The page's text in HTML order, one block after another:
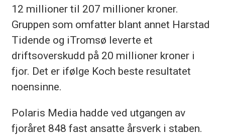
12 millioner til 207 millioner kroner.
Gruppen som omfatter blant annet Harstad
Tidende og iTromsø leverte et
driftsoverskudd på 20 millioner kroner i
fjor. Det er ifølge Koch beste resultatet
noensinne.
Polaris Media hadde ved utgangen av
fjoråret 848 fast ansatte årsverk i staben.